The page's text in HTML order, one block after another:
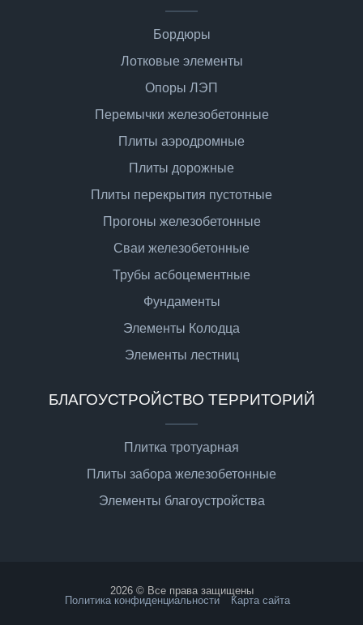
Бордюры
Лотковые элементы
Опоры ЛЭП
Перемычки железобетонные
Плиты аэродромные
Плиты дорожные
Плиты перекрытия пустотные
Прогоны железобетонные
Сваи железобетонные
Трубы асбоцементные
Фундаменты
Элементы Колодца
Элементы лестниц
БЛАГОУСТРОЙСТВО ТЕРРИТОРИЙ
Плитка тротуарная
Плиты забора железобетонные
Элементы благоустройства
2026 © Все права защищены
Политика конфиденциальности
Карта сайта